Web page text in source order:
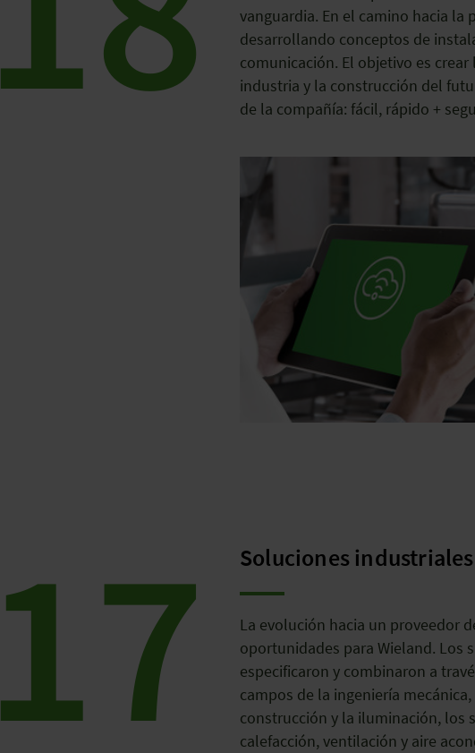
vanguardia. En el camino hacia
desarrollando conceptos de
comunicación. El objetivo es
industria y la construcción del
de la compañía: fácil, rápido +
17 Soluciones
La evolución hacia un proveedor
oportunidades para Wieland. Los
especificaron y combinaron a
campos de la ingeniería
construcción y la iluminación, los
calefacción, ventilación y aire